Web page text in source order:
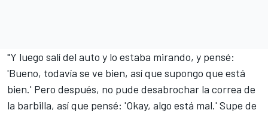
"Y luego salí del auto y lo estaba mirando, y pensé:
'Bueno, todavía se ve bien, así que supongo que está
bien.' Pero después, no pude desabrochar la correa de
la barbilla, así que pensé: 'Okay, algo está mal.' Supe de